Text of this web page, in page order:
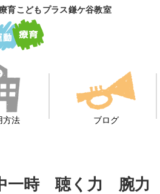
育こどもプラス鎌ケ谷教室
方法 ブログ
一時 聴く力 腕